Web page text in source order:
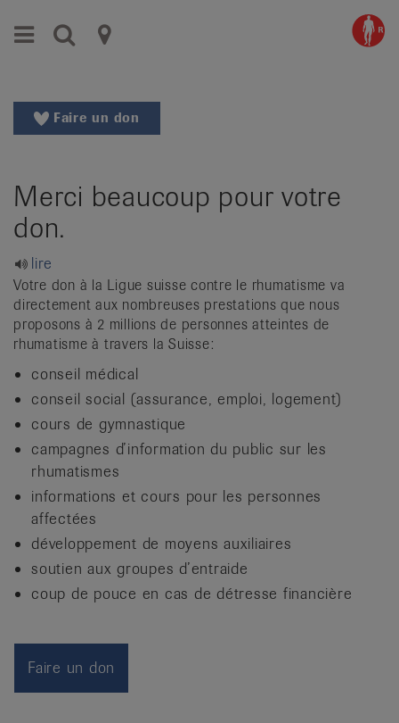
vers
au
Aller
Changer
de
région
Changer
de
langue:
de
Faire un don
Merci beaucoup pour votre
don.
lire
Votre don à la Ligue suisse contre le rhumatisme va
directement aux nombreuses prestations que nous
proposons à 2 millions de personnes atteintes de
rhumatisme à travers la Suisse:
conseil médical
conseil social (assurance, emploi, logement)
cours de gymnastique
campagnes d’information du public sur les
rhumatismes
informations et cours pour les personnes
affectées
développement de moyens auxiliaires
soutien aux groupes d’entraide
coup de pouce en cas de détresse financière
Faire un don
Menu Recherche
Ligues
contre
le
|
de
patients